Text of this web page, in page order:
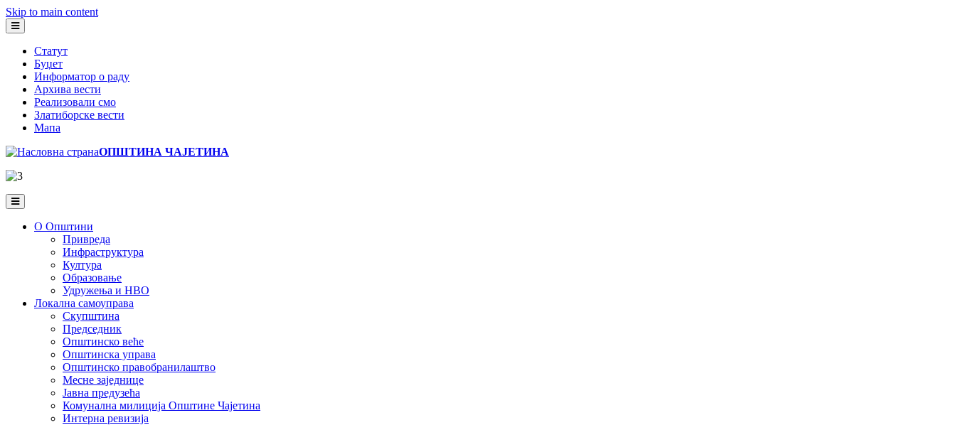
Skip to main content
Статут
Буџет
Информатор о раду
Архива вести
Реализовали смо
Златиборске вести
Мапа
ОПШТИНА ЧАЈЕТИНА
О Општини
Привреда
Инфраструктура
Култура
Образовање
Удружења и НВО
Локална самоуправа
Скупштина
Председник
Општинско веће
Општинска управа
Општинско правобранилаштво
Месне заједнице
Јавна предузећа
Комунална милиција Општине Чајетина
Интерна ревизија